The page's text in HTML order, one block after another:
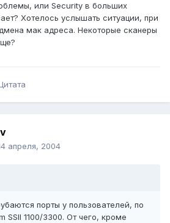
или Security в больших
Хотелось услышать ситуации, при
мак адреса. Некоторые сканеры
апреля, 2004
порты у пользователей, по
SSII 1100/3300. От чего, кроме